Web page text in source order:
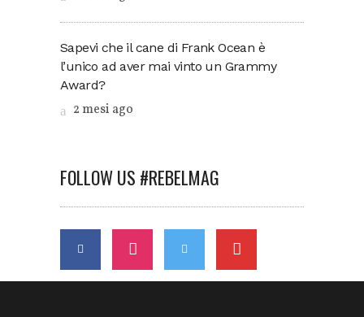
Sapevi che il cane di Frank Ocean è
l’unico ad aver mai vinto un Grammy
Award?
2 mesi ago
FOLLOW US #REBELMAG